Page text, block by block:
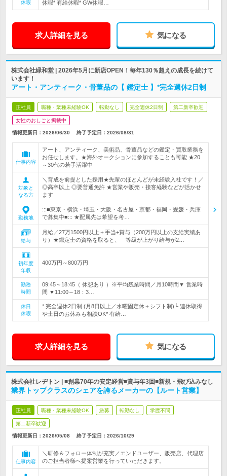
休暇 休暇* 有給休暇* GW休暇…
求人詳細を見る 気になる
株式会社緑和堂 | 2026年5月に新店OPEN！毎年130％超えの成長を続けて
います！
アート・アンティーク・骨董品の【 鑑定士 】*完全週休2日制
正社員 職種・業種未経験OK 転勤なし 完全週休2日制 第二新卒歓迎
女性のおしごと掲載中
情報更新日：2026/06/30 終了予定日： 2026/08/31
仕事内容
アート、アンティーク、美術品、骨董品などの鑑定・買取業務を
お任せします。★海外オークションに参加することも可能 ★20
～30代の若手活躍中
対象と
なる方
＼育成を前提とした採用★先輩のほとんどが未経験入社です！／
◎高卒以上 ◎要普通免許 ★営業や販売・接客経験などが活かせ
ます
勤務地
:::■東京・横浜・埼玉・大阪・名古屋・京都・福岡・愛媛・兵庫
で募集中■::: ★配属先は希望を考…
給与
月給／27万1500円以上＋手当+賞与（200万円以上の支給実績あ
り）★鑑定士の資格を取ると、 等級が上がり給与が2…
初年度
年収
400万円～800万円
勤務
時間
09:45～18:45（ 休憩あり ）※平均残業時間／月10時間▼ 営業時
間 ▼11:00～18：3…
休日
休暇
* 完全週休2日制 (月8日以上／水曜固定休＋シフト制)└ 連休取得
や土日のお休みも相談OK* 有給…
求人詳細を見る 気になる
株式会社レヂトン | ■創業70年の安定経営■賞与年3回■新規・飛び込みなし
業界トップクラスのシェアを誇るメーカーの【ルート営業】
正社員 職種・業種未経験OK 急募 転勤なし 学歴不問
第二新卒歓迎
情報更新日：2026/05/08 終了予定日： 2026/10/29
仕事内容
＼研修＆フォロー体制が充実／エンドユーザー、販売店、代理店
のご担当者様へ提案営業を行っていただきます。